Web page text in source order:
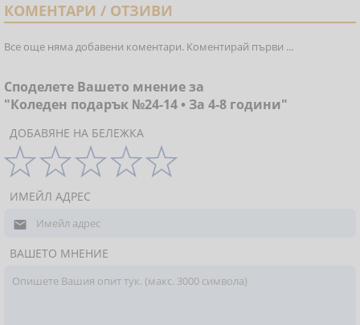
КОМЕНТАРИ / ОТЗИВИ
Все още няма добавени коментари. Коментирай първи ...
Споделете Вашето мнение за
"Коледен подарък №24-14 • За 4-8 години"
ДОБАВЯНЕ НА БЕЛЕЖКА
ИМЕЙЛ АДРЕС

ВАШЕТО МНЕНИЕ